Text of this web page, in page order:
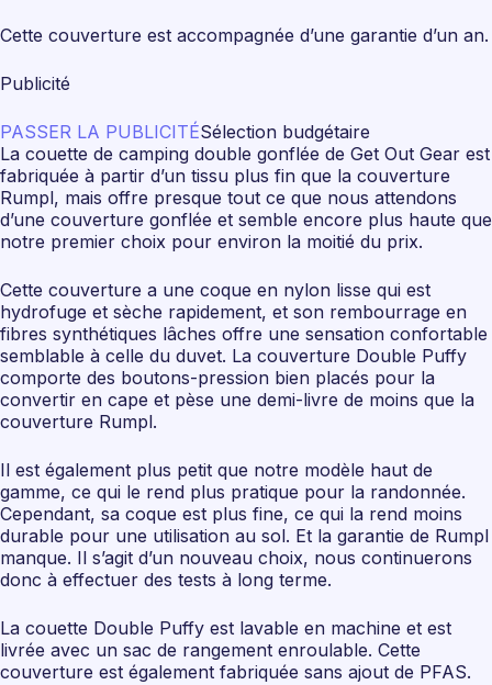
Cette couverture est accompagnée d’une garantie d’un an.
Publicité
PASSER LA PUBLICITÉSélection budgétaire
La couette de camping double gonflée de Get Out Gear est
fabriquée à partir d’un tissu plus fin que la couverture
Rumpl, mais offre presque tout ce que nous attendons
d’une couverture gonflée et semble encore plus haute que
notre premier choix pour environ la moitié du prix.
Cette couverture a une coque en nylon lisse qui est
hydrofuge et sèche rapidement, et son rembourrage en
fibres synthétiques lâches offre une sensation confortable
semblable à celle du duvet. La couverture Double Puffy
comporte des boutons-pression bien placés pour la
convertir en cape et pèse une demi-livre de moins que la
couverture Rumpl.
Il est également plus petit que notre modèle haut de
gamme, ce qui le rend plus pratique pour la randonnée.
Cependant, sa coque est plus fine, ce qui la rend moins
durable pour une utilisation au sol. Et la garantie de Rumpl
manque. Il s’agit d’un nouveau choix, nous continuerons
donc à effectuer des tests à long terme.
La couette Double Puffy est lavable en machine et est
livrée avec un sac de rangement enroulable. Cette
couverture est également fabriquée sans ajout de PFAS.